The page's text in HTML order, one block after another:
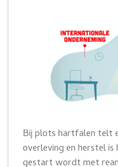
Bij plots hartfalen telt
overleving en herstel
gestart wordt met